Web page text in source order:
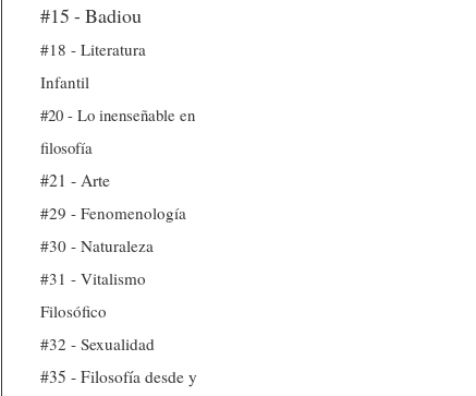
#15 - Badiou
#18 - Literatura
Infantil
#20 - Lo inenseñable en
filosofía
#21 - Arte
#29 - Fenomenología
#30 - Naturaleza
#31 - Vitalismo
Filosófico
#32 - Sexualidad
#35 - Filosofía desde y